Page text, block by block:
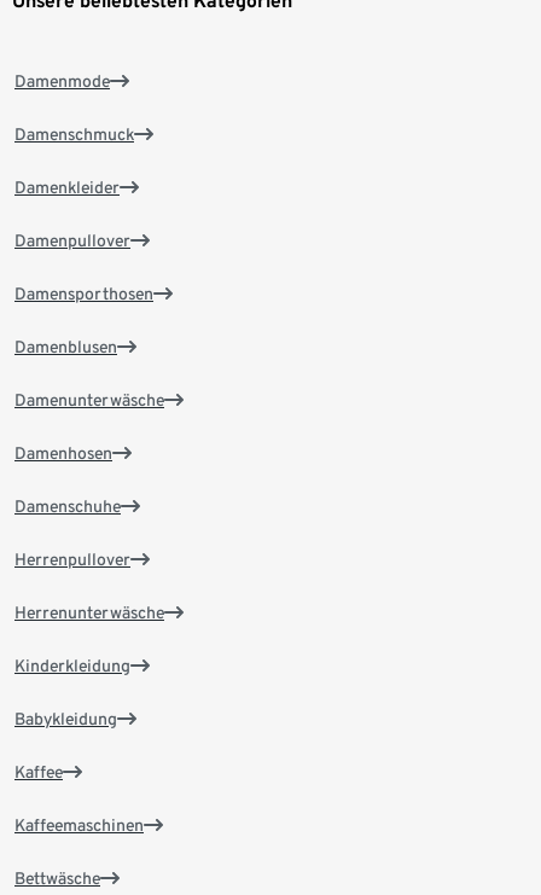
Damenmode
Damenschmuck
Damenkleider
Damenpullover
Damensporthosen
Damenblusen
Damenunterwäsche
Damenhosen
Damenschuhe
Herrenpullover
Herrenunterwäsche
Kinderkleidung
Babykleidung
Kaffee
Kaffeemaschinen
Bettwäsche